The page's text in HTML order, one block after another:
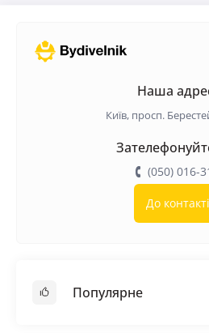
Наша
Київ, просп.
(050) 016-
До
Популярне